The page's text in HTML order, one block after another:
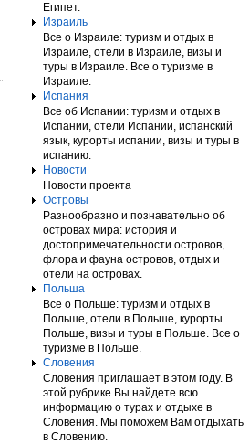
Египет.
Израиль
Все о Израиле: туризм и отдых в
Израиле, отели в Израиле, визы и
туры в Израиле. Все о туризме в
Израиле.
Испания
Все об Испании: туризм и отдых в
Испании, отели Испании, испанский
язык, курорты испании, визы и туры в
испанию.
Новости
Новости проекта
Островы
Разнообразно и познавательно об
островах мира: история и
достопримечательности островов,
флора и фауна островов, отдых и
отели на островах.
Польша
Все о Польше: туризм и отдых в
Польше, отели в Польше, курорты
Польше, визы и туры в Польше. Все о
туризме в Польше.
Словения
Словения приглашает в этом году. В
этой рубрике Вы найдете всю
информацию о турах и отдыхе в
Словения. Мы поможем Вам отдыхать
в Словению.